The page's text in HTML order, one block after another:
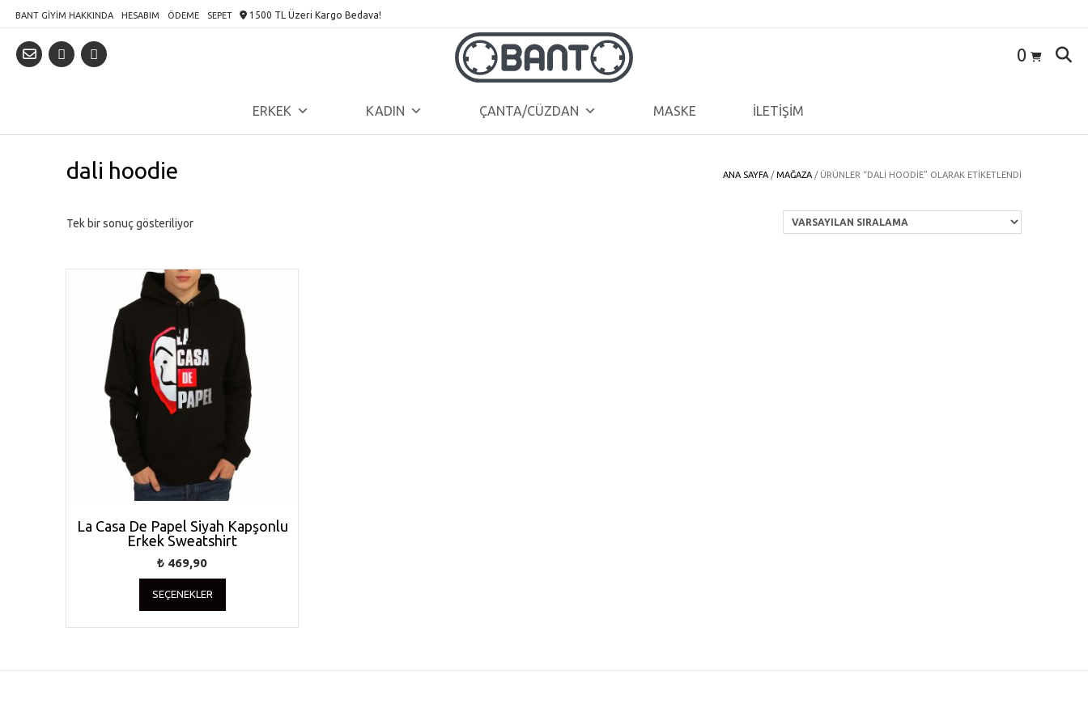
content
BANT GIYIM HAKKINDA HESABIM ÖDEME SEPET 1500 TL Üzeri Kargo Bedava!
0
ERKEK KADIN ÇANTA/CÜZDAN MASKE İLETİŞİM
ANA SAYFA /MAĞAZA / ÜRÜNLER “DALI HOODIE” OLARAK ETIKETLENDI
dali hoodie
Tek bir sonuç gösteriliyor
La Casa De Papel Siyah Kapşonlu
Erkek Sweatshirt
₺ 469,90
SEÇENEKLER
Bu
birden
fazla